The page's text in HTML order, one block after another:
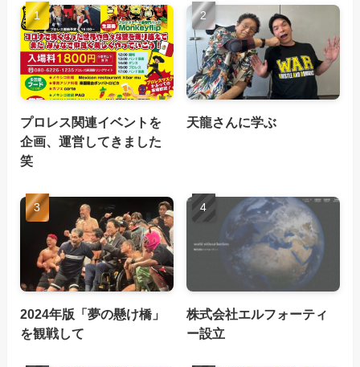
プロレス関連イベントを
企画、運営してきました
笑
天龍さんに学ぶ
2024年版「夢の懸け橋」
を観戦して
株式会社エルフォーティ
ー設立